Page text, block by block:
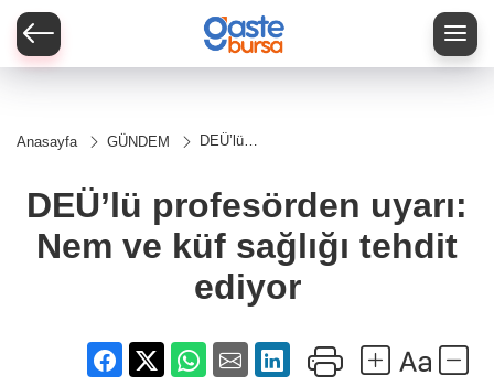
Anasayfa GÜNDEM
DEÜ’lü
ve küf
sağlığı
ediyor
DEÜ’lü profesörden uyarı:
Nem ve küf sağlığı tehdit
ediyor